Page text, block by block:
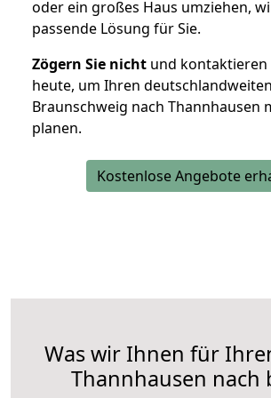
oder ein großes Haus umziehen,
passende Lösung für Sie.
Zögern Sie nicht und kontaktieren
heute, um Ihren
Braunschweig nach Thannhausen
planen.
Kostenlose Angebote
Was wir Ihnen für
Thannhausen nach